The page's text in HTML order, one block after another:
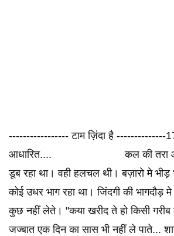
----------------- टाम ज़िंदा है --------------
आधारित.... कल की तरा आज
डूब रहा था। वही हलचल थी। बज़ारो मे
कोई उधर भाग रहा था। जिंदगी की भागदौड़
कुछ नहीं लेते। "कया खरीद ते हो किसी
जज्बात एक दिन का सास भी नहीं ले पाते...